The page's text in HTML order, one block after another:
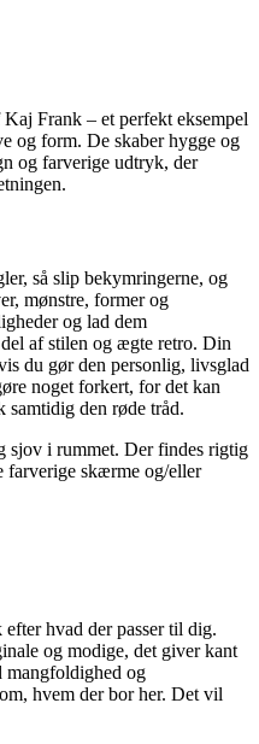
Frank – et perfekt eksempel
og form. De skaber hygge og
og farverige udtryk, der
så slip bekymringerne, og
mønstre, former og
og lad dem
af stilen og ægte retro. Din
du gør den personlig, livsglad
noget forkert, for det kan
samtidig den røde tråd.
sjov i rummet. Der findes rigtig
farverige skærme og/eller
hvad der passer til dig.
og modige, det giver kant
og
hvem der bor her. Det vil